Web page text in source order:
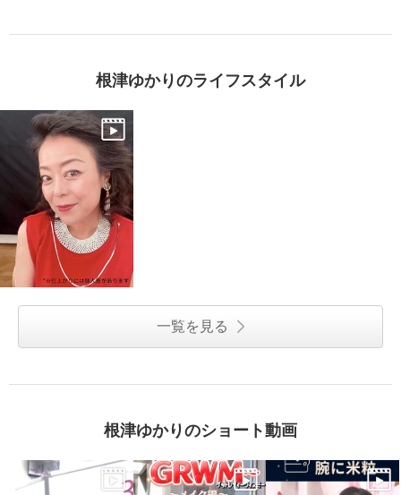
根津ゆかりのライフスタイル
一覧を見る
根津ゆかりのショート動画